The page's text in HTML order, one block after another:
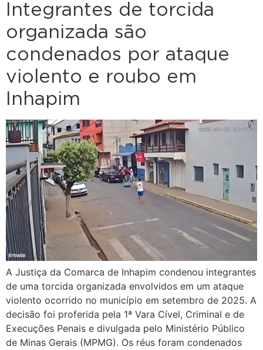
Integrantes de torcida
organizada são
condenados por ataque
violento e roubo em
Inhapim
A Justiça da Comarca de Inhapim condenou integrantes
de uma torcida organizada envolvidos em um ataque
violento ocorrido no município em setembro de 2025. A
decisão foi proferida pela 1ª Vara Cível, Criminal e de
Execuções Penais e divulgada pelo Ministério Público
de Minas Gerais (MPMG). Os réus foram condenados